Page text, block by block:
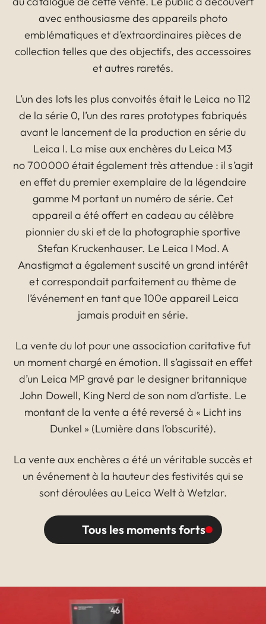
avec enthousiasme des appareils photo
emblématiques et d’extraordinaires pièces de
collection telles que des objectifs, des accessoires
et autres raretés.
L’un des lots les plus convoités était le Leica no 112
de la série 0, l’un des rares prototypes fabriqués
avant le lancement de la production en série du
Leica I. La mise aux enchères du Leica M3
no 700000 était également très attendue : il s’agit
en effet du premier exemplaire de la légendaire
gamme M portant un numéro de série. Cet
appareil a été offert en cadeau au célèbre
pionnier du ski et de la photographie sportive
Stefan Kruckenhauser. Le Leica I Mod. A
Anastigmat a également suscité un grand intérêt
et correspondait parfaitement au thème de
l’événement en tant que 100e appareil Leica
jamais produit en série.
La vente du lot pour une association caritative fut
un moment chargé en émotion. Il s’agissait en effet
d’un Leica MP gravé par le designer britannique
John Dowell, King Nerd de son nom d’artiste. Le
montant de la vente a été reversé à « Licht ins
Dunkel » (Lumière dans l’obscurité).
La vente aux enchères a été un véritable succès et
un événement à la hauteur des festivités qui se
sont déroulées au Leica Welt à Wetzlar.
Tous les moments forts